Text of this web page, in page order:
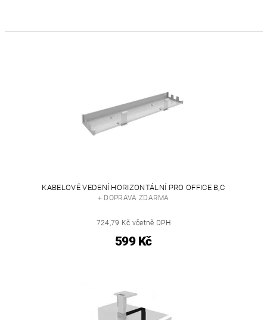
KABELOVÉ VEDENÍ HORIZONTÁLNÍ PRO OFFICE B,C
+ DOPRAVA ZDARMA
724,79 Kč včetně DPH
599 Kč